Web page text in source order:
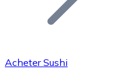
Acheter Sushi